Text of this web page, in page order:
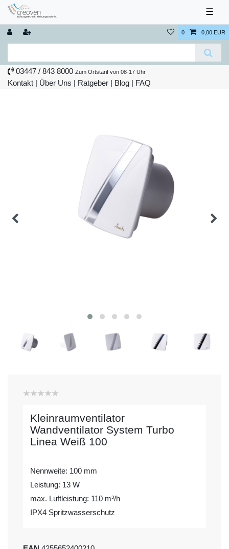
☰
0 0,00 EUR
03447 / 843 8000 Zum Ortstarif von 08-17 Uhr
Kontakt | Über Uns | Ratgeber | Blog | FAQ
Kleinraumventilator
Wandventilator System Turbo
Linea Weiß 100
Nennweite: 100 mm
Leistung: 13 W
max. Luftleistung: 110 m³/h
IPX4 Spritzwasserschutz